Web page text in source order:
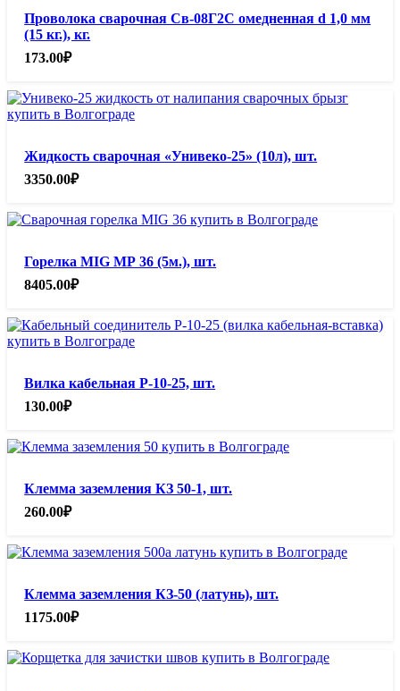
Проволока сварочная Св-08Г2С омедненная d 1,0 мм
(15 кг.), кг.
173.00₽
Жидкость сварочная «Унивеко-25» (10л), шт.
3350.00₽
Горелка MIG МР 36 (5м.), шт.
8405.00₽
Вилка кабельная Р-10-25, шт.
130.00₽
Клемма заземления КЗ 50-1, шт.
260.00₽
Клемма заземления КЗ-50 (латунь), шт.
1175.00₽